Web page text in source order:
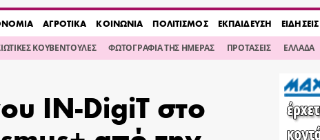
ΑΓΡΟΤΙΚΑ ΚΟΙΝΩΝΙΑ ΠΟΛΙΤΙΣΜΟΣ ΕΚΠΑΙΔΕΥΣΗ ΕΙΔΗΣΕΙΣ
ΚΟΥΒΕΝΤΟΥΛΕΣ ΦΩΤΟΓΡΑΦΙΑ ΤΗΣ ΗΜΕΡΑΣ ΠΡΟΤΑΣΕΙΣ ΕΛΛΑΔΑ
IN-DigiT στο